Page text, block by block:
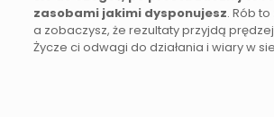
zasobami jakimi dysponujesz. Rób
a zobaczysz, że rezultaty przyjdą
Życze ci odwagi do działania i wiary w